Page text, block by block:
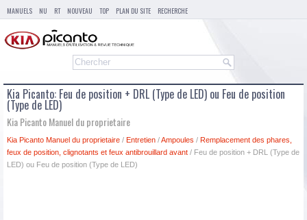
MANUELS NU RT NOUVEAU TOP PLAN DU SITE RECHERCHE
Kia Picanto: Feu de position + DRL (Type de LED) ou Feu de position
(Type de LED)
Kia Picanto Manuel du proprietaire
Kia Picanto Manuel du proprietaire / Entretien /Ampoules / Remplacement des phares,
feux de position, clignotants et feux antibrouillard avant / Feu de position + DRL (Type de
LED) ou Feu de position (Type de LED)